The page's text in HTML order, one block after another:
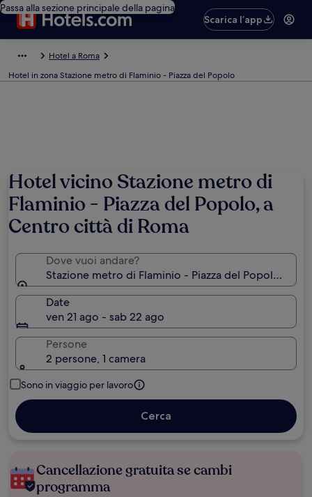
Passa alla sezione principale della pagina
Scarica l’app
Hotel a Roma
Hotel in zona Stazione metro di Flaminio - Piazza del Popolo
Hotel vicino Stazione metro di
Flaminio - Piazza del Popolo, a
Centro città di Roma
Dove vuoi andare?
Stazione metro di Flaminio - Piazza del Popolo,
Date
ven 21 ago - sab 22 ago
Persone
2 persone, 1 camera
Sono in viaggio per lavoro
Cerca
Cancellazione gratuita se cambi
programma